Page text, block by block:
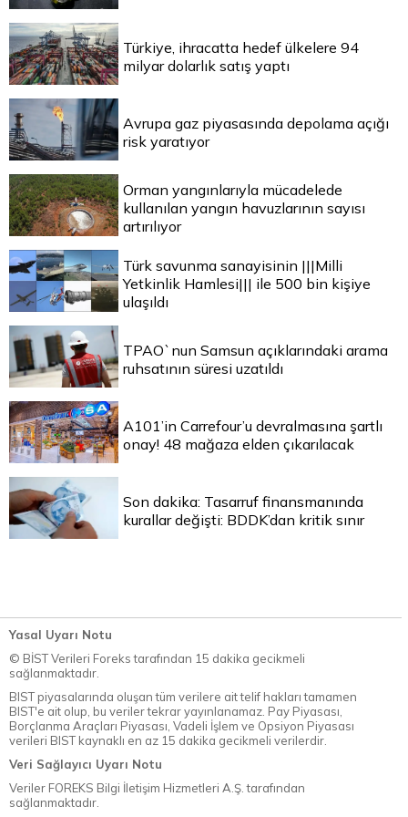
Türkiye, ihracatta hedef ülkelere 94
milyar dolarlık satış yaptı
Avrupa gaz piyasasında depolama açığı
risk yaratıyor
Orman yangınlarıyla mücadelede
kullanılan yangın havuzlarının sayısı
artırılıyor
Türk savunma sanayisinin |||Milli
Yetkinlik Hamlesi||| ile 500 bin kişiye
ulaşıldı
TPAO`nun Samsun açıklarındaki arama
ruhsatının süresi uzatıldı
A101’in Carrefour’u devralmasına şartlı
onay! 48 mağaza elden çıkarılacak
Son dakika: Tasarruf finansmanında
kurallar değişti: BDDK’dan kritik sınır
Yasal Uyarı Notu
© BİST Verileri Foreks tarafından 15 dakika gecikmeli
sağlanmaktadır.
BIST piyasalarında oluşan tüm verilere ait telif hakları tamamen
BIST'e ait olup, bu veriler tekrar yayınlanamaz. Pay Piyasası,
Borçlanma Araçları Piyasası, Vadeli İşlem ve Opsiyon Piyasası
verileri BIST kaynaklı en az 15 dakika gecikmeli verilerdir.
Veri Sağlayıcı Uyarı Notu
Veriler FOREKS Bilgi İletişim Hizmetleri A.Ş. tarafından
sağlanmaktadır.